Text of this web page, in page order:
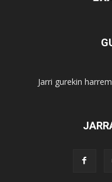
Jarri gurekin